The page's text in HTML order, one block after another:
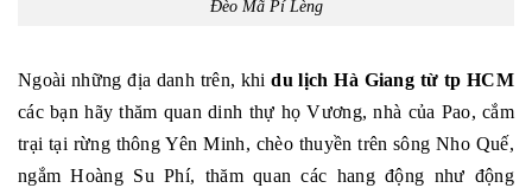
Đèo Mã Pí Lèng
Ngoài những địa danh trên, khidu lịch Hà Giang từ tp HCM
các bạn hãy thăm quan dinh thự họ Vương, nhà của Pao, cắm
trại tại rừng thông Yên Minh, chèo thuyền trên sông Nho Quế,
ngắm Hoàng Su Phí, thăm quan các hang động như động